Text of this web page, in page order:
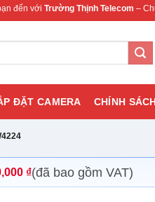
Trường Thịnh Telecom– Chuyên
ĐẶT CAMERA CHÍNH
₫(đã bao gồm VAT)